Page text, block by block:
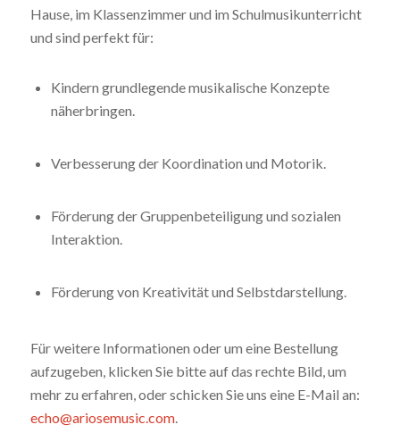
Hause, im Klassenzimmer und im Schulmusikunterricht
und sind perfekt für:
Kindern grundlegende musikalische Konzepte
näherbringen.
Verbesserung der Koordination und Motorik.
Förderung der Gruppenbeteiligung und sozialen
Interaktion.
Förderung von Kreativität und Selbstdarstellung.
Für weitere Informationen oder um eine Bestellung
aufzugeben, klicken Sie bitte auf das rechte Bild, um
mehr zu erfahren, oder schicken Sie uns eine E-Mail an:
echo@ariosemusic.com.